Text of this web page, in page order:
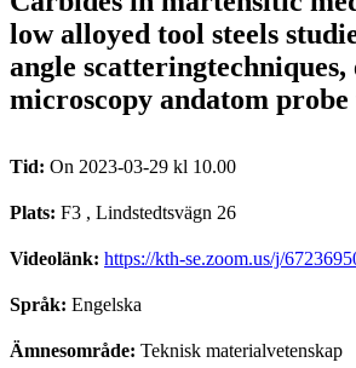
low alloyed tool steels
angle scatteringtechniques,
microscopy andatom
Tid: On 2023-03-29 kl 10.00
Plats: F3 , Lindstedtsvägn 26
Videolänk: https://kth-se.zoom.us/j/
Språk: Engelska
Ämnesområde: Teknisk materialvetenskap